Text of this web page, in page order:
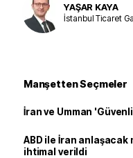
YAŞAR KAYA
İstanbul Ticaret
Manşetten Seçmeler
İran ve Umman
ABD ile İran anlaşacak
ihtimal verildi